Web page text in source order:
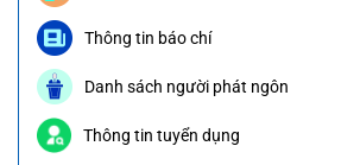
Thông tin báo chí
Danh sách người phát ngôn
Thông tin tuyển dụng